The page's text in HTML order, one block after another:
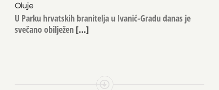
Oluje
U Parku hrvatskih branitelja u Ivanić-Gradu danas je
svečano obilježen [...]